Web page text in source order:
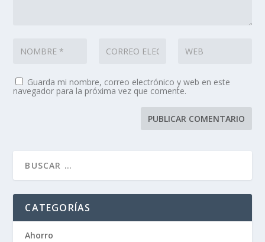
Guarda mi nombre, correo electrónico y web en este
navegador para la próxima vez que comente.
CATEGORÍAS
Ahorro